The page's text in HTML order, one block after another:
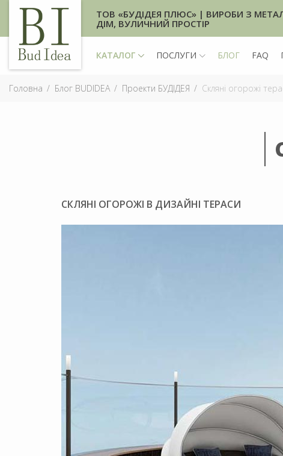
ТОВ «БУДІДЕЯ ПЛЮС» | ВИРОБИ З
ДІМ, ВУЛИЧНИЙ ПРОСТІР
КАТАЛОГ ПОСЛУГИ БЛОГ FAQ
Головна Блог BUDIDEA Проекти БУДІДЕЯ Скляні огорожі
СКЛЯНІ ОГОРОЖІ В ДИЗАЙНІ ТЕРАСИ